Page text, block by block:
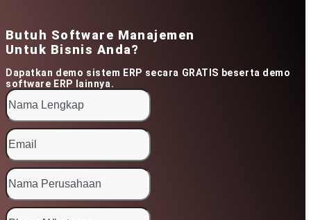
Butuh Software Manajemen
Untuk Bisnis Anda?
Dapatkan demo sistem ERP secara GRATIS beserta demo
software ERP lainnya.